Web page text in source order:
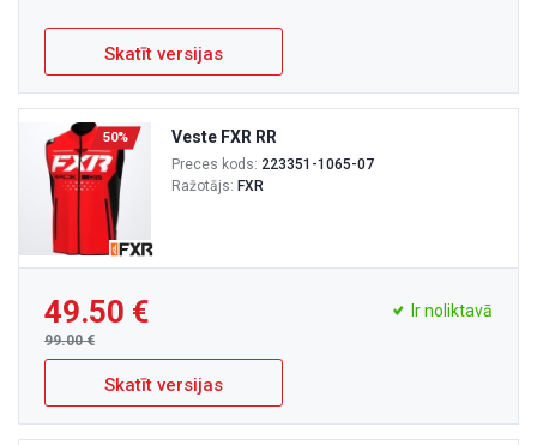
Skatīt versijas
50% Veste FXR RR
Preces kods: 223351-1065-07
Ražotājs: FXR
49.50
99.00
Ir noliktavā
Skatīt versijas